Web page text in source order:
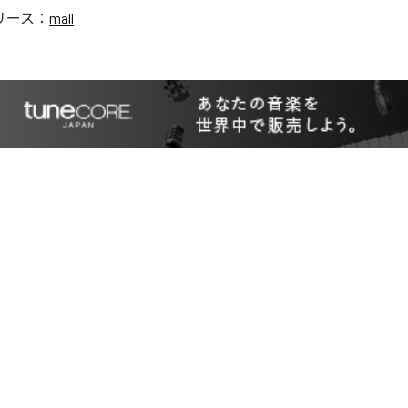
ス： mall